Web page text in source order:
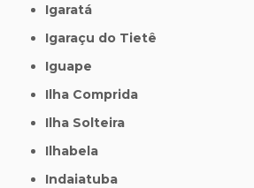
Igaratá
Igaraçu do Tietê
Iguape
Ilha Comprida
Ilha Solteira
Ilhabela
Indaiatuba